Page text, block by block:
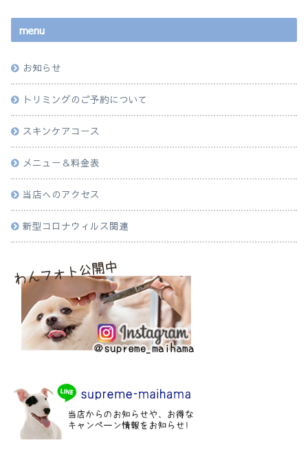
menu
お知らせ
トリミングのご予約について
スキンケアコース
メニュー＆料金表
当店へのアクセス
新型コロナウィルス関連